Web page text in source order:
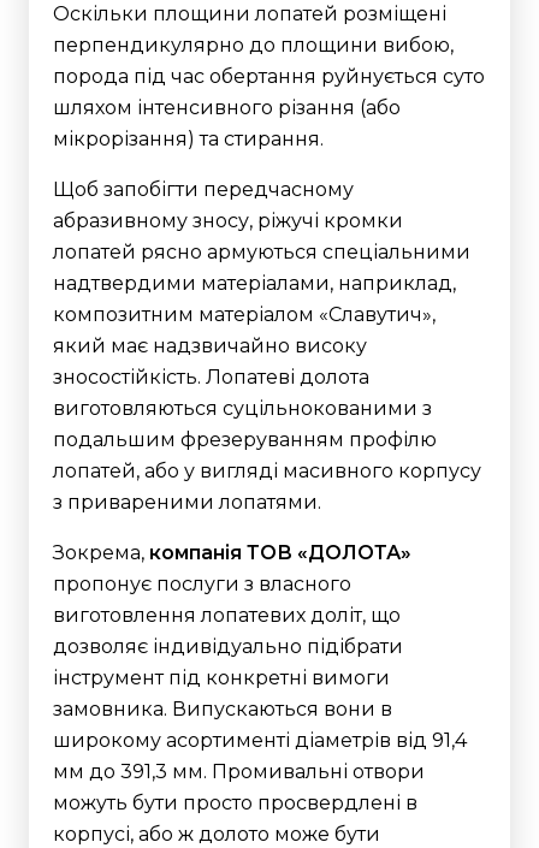
Оскільки площини лопатей розміщені
перпендикулярно до площини вибою,
порода під час обертання руйнується суто
шляхом інтенсивного різання (або
мікрорізання) та стирання.
Щоб запобігти передчасному
абразивному зносу, ріжучі кромки
лопатей рясно армуються спеціальними
надтвердими матеріалами, наприклад,
композитним матеріалом «Славутич»,
який має надзвичайно високу
зносостійкість. Лопатеві долота
виготовляються суцільнокованими з
подальшим фрезеруванням профілю
лопатей, або у вигляді масивного корпусу
з привареними лопатями.
Зокрема, компанія ТОВ «ДОЛОТА»
пропонує послуги з власного
виготовлення лопатевих доліт, що
дозволяє індивідуально підібрати
інструмент під конкретні вимоги
замовника. Випускаються вони в
широкому асортименті діаметрів від 91,4
мм до 391,3 мм. Промивальні отвори
можуть бути просто просвердлені в
корпусі, або ж долото може бути